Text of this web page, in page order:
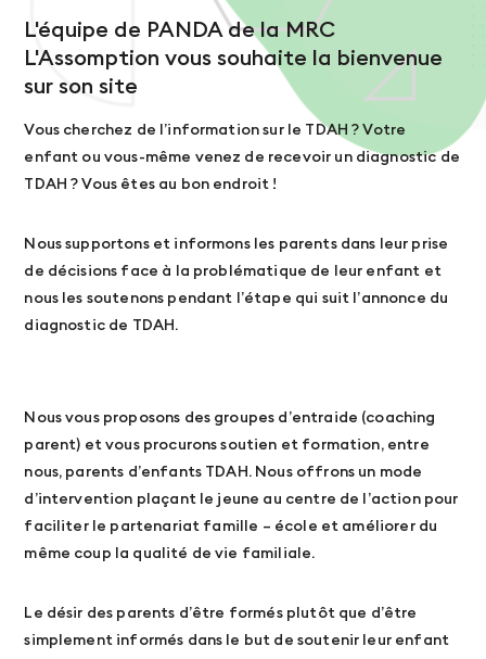
L'équipe de PANDA de la MRC
L'Assomption vous souhaite la bienvenue
sur son site
Vous cherchez de l’information sur le TDAH ? Votre
enfant ou vous-même venez de recevoir un diagnostic de
TDAH ? Vous êtes au bon endroit !
Nous supportons et informons les parents dans leur prise
de décisions face à la problématique de leur enfant et
nous les soutenons pendant l’étape qui suit l’annonce du
diagnostic de TDAH.
Nous vous proposons des groupes d’entraide (coaching
parent) et vous procurons soutien et formation, entre
nous, parents d’enfants TDAH. Nous offrons un mode
d’intervention plaçant le jeune au centre de l’action pour
faciliter le partenariat famille – école et améliorer du
même coup la qualité de vie familiale.
Le désir des parents d’être formés plutôt que d’être
simplement informés dans le but de soutenir leur enfant